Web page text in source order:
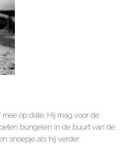
op date. Hij mag voor de
bungelen in de buurt van de
snoepje als hij verder